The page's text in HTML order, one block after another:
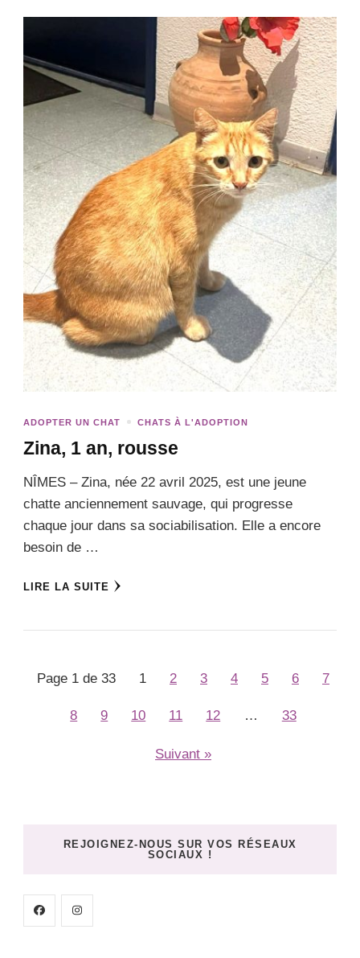
ADOPTER UN CHAT CHATS À L'ADOPTION
Zina, 1 an, rousse
NÎMES – Zina, née 22 avril 2025, est une jeune
chatte anciennement sauvage, qui progresse
chaque jour dans sa sociabilisation. Elle a encore
besoin de …
LIRE LA SUITE
Page 1 de 33 1 2 3 4 5 6 7
8 9 10 11 12 … 33
Suivant »
REJOIGNEZ-NOUS SUR VOS RÉSEAUX
SOCIAUX !